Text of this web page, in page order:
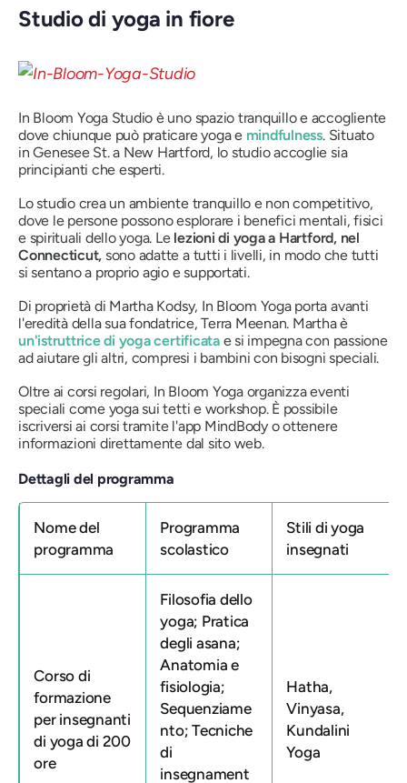
Studio di yoga in fiore
In Bloom Yoga Studio è uno spazio tranquillo e accogliente
dove chiunque può praticare yoga e mindfulness. Situato
in Genesee St. a New Hartford, lo studio accoglie sia
principianti che esperti.
Lo studio crea un ambiente tranquillo e non competitivo,
dove le persone possono esplorare i benefici mentali, fisici
e spirituali dello yoga. Le lezioni di yoga a Hartford, nel
Connecticut, sono adatte a tutti i livelli, in modo che tutti
si sentano a proprio agio e supportati.
Di proprietà di Martha Kodsy, In Bloom Yoga porta avanti
l'eredità della sua fondatrice, Terra Meenan. Martha è
un'istruttrice di yoga certificatae si impegna con passione
ad aiutare gli altri, compresi i bambini con bisogni speciali.
Oltre ai corsi regolari, In Bloom Yoga organizza eventi
speciali come yoga sui tetti e workshop. È possibile
iscriversi ai corsi tramite l'app MindBody o ottenere
informazioni direttamente dal sito web.
Dettagli del programma
Nome del
programma
Programma
scolastico
Stili di yoga
insegnati
Corso di
formazione
per insegnanti
di yoga di 200
ore
Filosofia dello
yoga; Pratica
degli asana;
Anatomia e
fisiologia;
Sequenziame
nto; Tecniche
di
insegnament
Hatha,
Vinyasa,
Kundalini
Yoga